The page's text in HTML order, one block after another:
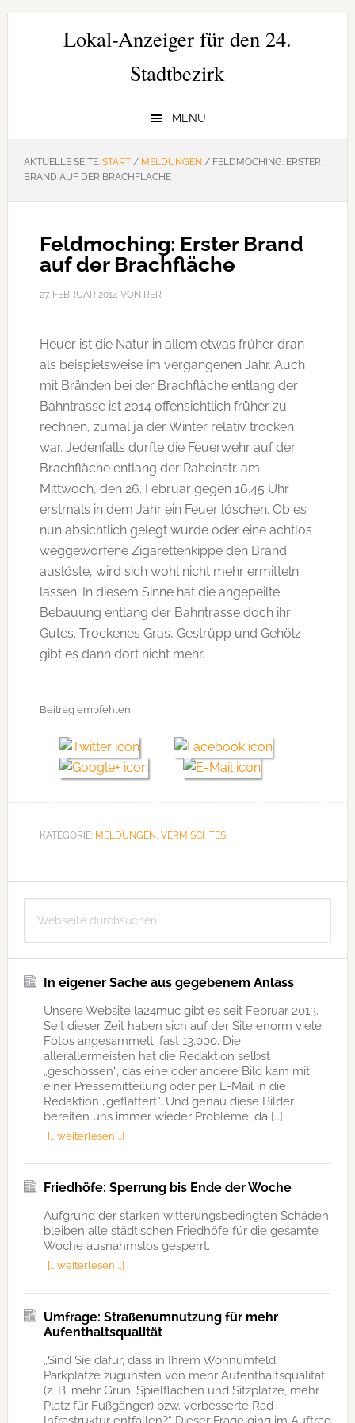
Zur
Hauptnavigation
Zum
Zur
SeitenspalteLokal-Anzeiger für den 24.
Stadtbezirk
MENU
AKTUELLE SEITE: START / MELDUNGEN /FELDMOCHING: ERSTER
BRAND AUF DER BRACHFLÄCHE
Feldmoching: Erster Brand
auf der Brachfläche
27. FEBRUAR 2014 VON RER
Heuer ist die Natur in allem etwas früher dran
als beispielsweise im vergangenen Jahr. Auch
mit Bränden bei der Brachfläche entlang der
Bahntrasse ist 2014 offensichtlich früher zu
rechnen, zumal ja der Winter relativ trocken
war. Jedenfalls durfte die Feuerwehr auf der
Brachfläche entlang der Raheinstr. am
Mittwoch, den 26. Februar gegen 16.45 Uhr
erstmals in dem Jahr ein Feuer löschen. Ob es
nun absichtlich gelegt wurde oder eine achtlos
weggeworfene Zigarettenkippe den Brand
auslöste, wird sich wohl nicht mehr ermitteln
lassen. In diesem Sinne hat die angepeilte
Bebauung entlang der Bahntrasse doch ihr
Gutes. Trockenes Gras, Gestrüpp und Gehölz
gibt es dann dort nicht mehr.
Beitrag empfehlen
KATEGORIE: MELDUNGEN, VERMISCHTES
Seitenspalte
durchsuchen
In eigener Sache aus gegebenem Anlass
Unsere Website la24muc gibt es seit Februar 2013.
Seit dieser Zeit haben sich auf der Site enorm viele
Fotos angesammelt, fast 13.000. Die
allerallermeisten hat die Redaktion selbst
„geschossen“, das eine oder andere Bild kam mit
einer Pressemitteilung oder per E-Mail in die
Redaktion „geflattert“. Und genau diese Bilder
bereiten uns immer wieder Probleme, da […]
[… weiterlesen …]
Friedhöfe: Sperrung bis Ende der Woche
Aufgrund der starken witterungsbedingten Schäden
bleiben alle städtischen Friedhöfe für die gesamte
Woche ausnahmslos gesperrt.
[… weiterlesen …]
Umfrage: Straßenumnutzung für mehr
Aufenthaltsqualität
„Sind Sie dafür, dass in Ihrem Wohnumfeld
Parkplätze zugunsten von mehr Aufenthaltsqualität
(z. B. mehr Grün, Spielflächen und Sitzplätze, mehr
Platz für Fußgänger) bzw. verbesserte Rad-
Infrastruktur entfallen?“ Dieser Frage ging im Auftrag